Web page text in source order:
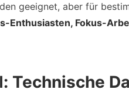
geeignet, aber für
Enthusiasten, Fokus-
Technische